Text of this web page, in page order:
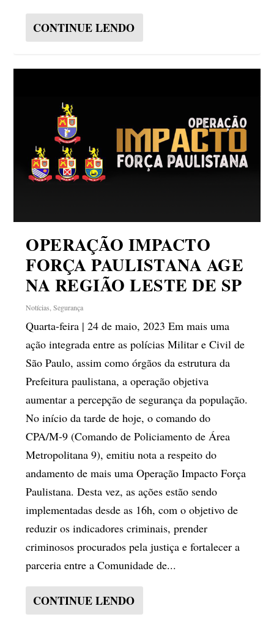
CONTINUE LENDO
OPERAÇÃO IMPACTO
FORÇA PAULISTANA AGE
NA REGIÃO LESTE DE SP
Notícias ,Segurança
Quarta-feira | 24 de maio, 2023 Em mais uma
ação integrada entre as polícias Militar e Civil de
São Paulo, assim como órgãos da estrutura da
Prefeitura paulistana, a operação objetiva
aumentar a percepção de segurança da população.
No início da tarde de hoje, o comando do
CPA/M-9 (Comando de Policiamento de Área
Metropolitana 9), emitiu nota a respeito do
andamento de mais uma Operação Impacto Força
Paulistana. Desta vez, as ações estão sendo
implementadas desde as 16h, com o objetivo de
reduzir os indicadores criminais, prender
criminosos procurados pela justiça e fortalecer a
parceria entre a Comunidade de...
CONTINUE LENDO